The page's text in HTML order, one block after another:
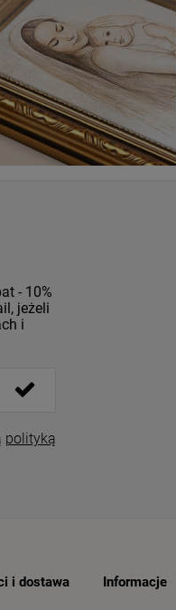
PIĘKNE
WZORY
- 10%
jeżeli
i
polityką
i dostawa Informacje